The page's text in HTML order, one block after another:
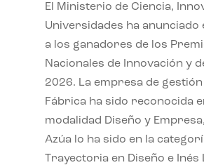
El Ministerio de Ciencia,
Universidades ha anunciado
a los ganadores de los
Nacionales de Innovación y
2026. La empresa de
Fábrica ha sido reconocida
modalidad Diseño y
Azúa lo ha sido en la
Trayectoria en Diseño e Inés